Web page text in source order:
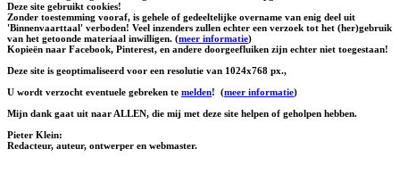
Deze site gebruikt cookies!
Zonder toestemming vooraf, is gehele of gedeeltelijke overname van enig deel uit
'Binnenvaarttaal' verboden! Veel inzenders zullen echter een verzoek tot het (her)gebruik
van het getoonde materiaal inwilligen. (meer informatie)
Kopieën naar Facebook, Pinterest, en andere doorgeefluiken zijn echter niet toegestaan!
Deze site is geoptimaliseerd voor een resolutie van 1024x768 px.,
U wordt verzocht eventuele gebreken te melden! (meer informatie)
Mijn dank gaat uit naar ALLEN, die mij met deze site helpen of geholpen hebben.
Pieter Klein:
Redacteur, auteur, ontwerper en webmaster.